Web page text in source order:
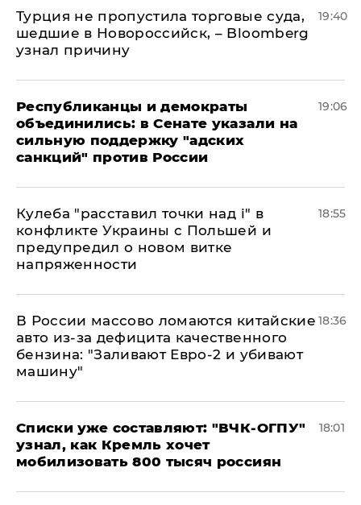
Турция не пропустила торговые суда,
шедшие в Новороссийск, – Bloomberg
узнал причину
19:40
Республиканцы и демократы
объединились: в Сенате указали на
сильную поддержку "адских
санкций" против России
19:06
Кулеба "расставил точки над і" в
конфликте Украины с Польшей и
предупредил о новом витке
напряженности
18:55
В России массово ломаются китайские
авто из-за дефицита качественного
бензина: "Заливают Евро-2 и убивают
машину"
18:36
Списки уже составляют: "ВЧК-ОГПУ"
узнал, как Кремль хочет
мобилизовать 800 тысяч россиян
18:01